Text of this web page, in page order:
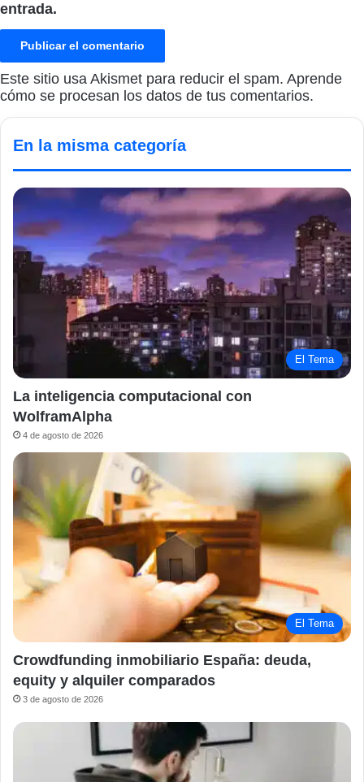
entrada.
Este sitio usa Akismet para reducir el spam. Aprende
cómo se procesan los datos de tus comentarios.
En la misma categoría
El Tema
La inteligencia computacional con
WolframAlpha
4 de agosto de 2026
El Tema
Crowdfunding inmobiliario España: deuda,
equity y alquiler comparados
3 de agosto de 2026